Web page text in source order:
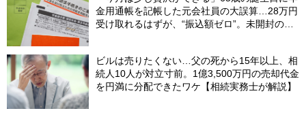
金用通帳を記帳した元会社員の大誤算…28万円
受け取れるはずが、“振込額ゼロ”。未開封の郵
ビルは売りたくない…父の死から15年以上、相
続人10人が対立寸前。1億3,500万円の売却代金
を円満に分配できたワケ【相続実務士が解説】